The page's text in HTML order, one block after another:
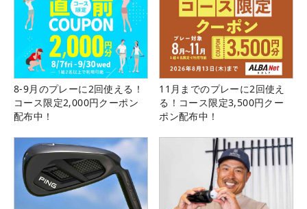
8-9月のプレーに2回使える！
コース限定2,000円クーポン
配布中！
11月までのプレーに2回使え
る！コース限定3,500円クー
ポン配布中！